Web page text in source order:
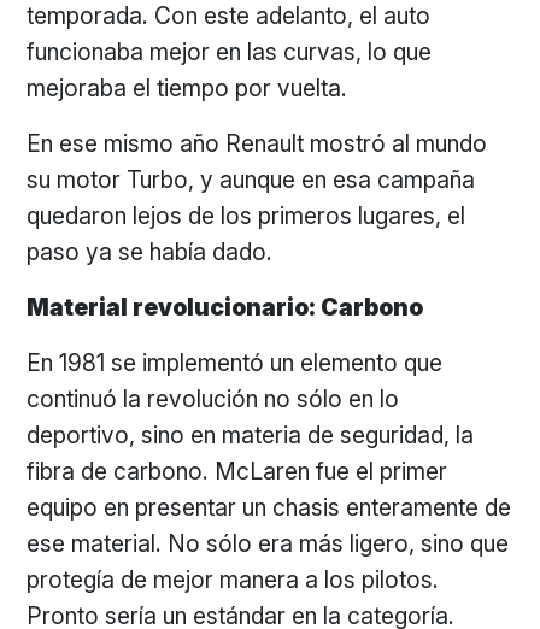
temporada. Con este adelanto, el auto
funcionaba mejor en las curvas, lo que
mejoraba el tiempo por vuelta.
En ese mismo año Renault mostró al mundo
su motor Turbo, y aunque en esa campaña
quedaron lejos de los primeros lugares, el
paso ya se había dado.
Material revolucionario: Carbono
En 1981 se implementó un elemento que
continuó la revolución no sólo en lo
deportivo, sino en materia de seguridad, la
fibra de carbono. McLaren fue el primer
equipo en presentar un chasis enteramente de
ese material. No sólo era más ligero, sino que
protegía de mejor manera a los pilotos.
Pronto sería un estándar en la categoría.